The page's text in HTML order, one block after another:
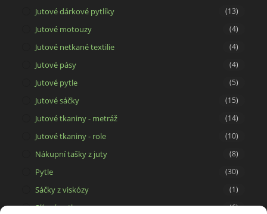
Jutové dárkové pytlíky (13)
Jutové motouzy (4)
Jutové netkané textilie (4)
Jutové pásy (4)
Jutové pytle (5)
Jutové sáčky (15)
Jutové tkaniny - metráž (14)
Jutové tkaniny - role (10)
Nákupní tašky z juty (8)
Pytle (30)
Sáčky z viskózy (1)
Síťové pytle (6)